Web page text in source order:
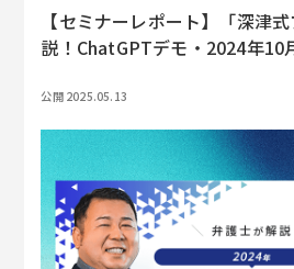
【セミナーレポート】「深津
説！ChatGPTデモ・2024年10
公開 2025.05.13